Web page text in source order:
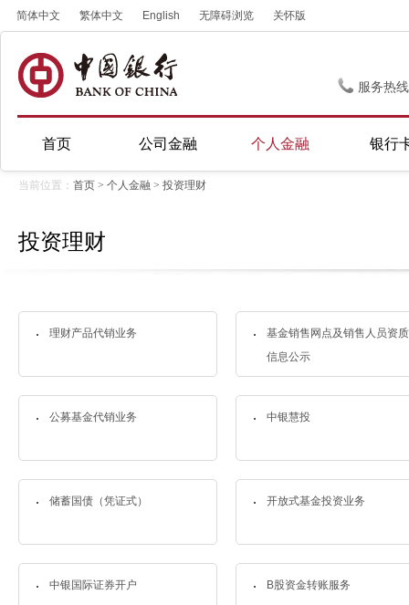
简体中文 繁体中文 English 无障碍浏览 关怀版
服务热
首页 公司金融 个人金融 银行
当前位置： 首页 > 个人金融 > 投资理财
投资理财
理财产品代销业务
基金销售网点及销售人员资质
信息公示
公募基金代销业务 中银慧投
储蓄国债（凭证式） 开放式基金投资业务
中银国际证券开户 B股资金转账服务